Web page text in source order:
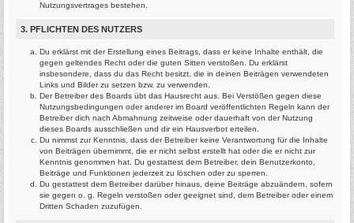
Nutzungsvertrages bestehen.
3. PFLICHTEN DES NUTZERS
Du erklärst mit der Erstellung eines Beitrags, dass er keine Inhalte enthält, die
gegen geltendes Recht oder die guten Sitten verstoßen. Du erklärst
insbesondere, dass du das Recht besitzt, die in deinen Beiträgen verwendeten
Links und Bilder zu setzen bzw. zu verwenden.
Der Betreiber des Boards übt das Hausrecht aus. Bei Verstößen gegen diese
Nutzungsbedingungen oder anderer im Board veröffentlichten Regeln kann der
Betreiber dich nach Abmahnung zeitweise oder dauerhaft von der Nutzung
dieses Boards ausschließen und dir ein Hausverbot erteilen.
Du nimmst zur Kenntnis, dass der Betreiber keine Verantwortung für die Inhalte
von Beiträgen übernimmt, die er nicht selbst erstellt hat oder die er nicht zur
Kenntnis genommen hat. Du gestattest dem Betreiber, dein Benutzerkonto,
Beiträge und Funktionen jederzeit zu löschen oder zu sperren.
Du gestattest dem Betreiber darüber hinaus, deine Beiträge abzuändern, sofern
sie gegen o. g. Regeln verstoßen oder geeignet sind, dem Betreiber oder einem
Dritten Schaden zuzufügen.